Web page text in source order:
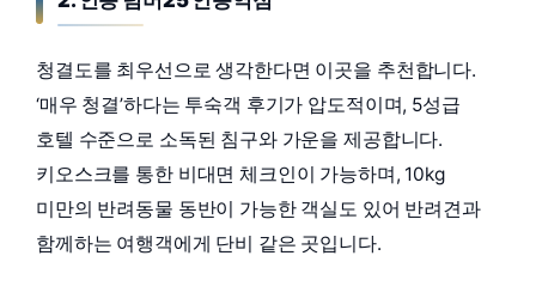
청결도를 최우선으로 생각한다면 이곳을 추천합니다.
‘매우 청결’하다는 투숙객 후기가 압도적이며, 5성급
호텔 수준으로 소독된 침구와 가운을 제공합니다.
키오스크를 통한 비대면 체크인이 가능하며, 10kg
미만의 반려동물 동반이 가능한 객실도 있어 반려견과
함께하는 여행객에게 단비 같은 곳입니다.